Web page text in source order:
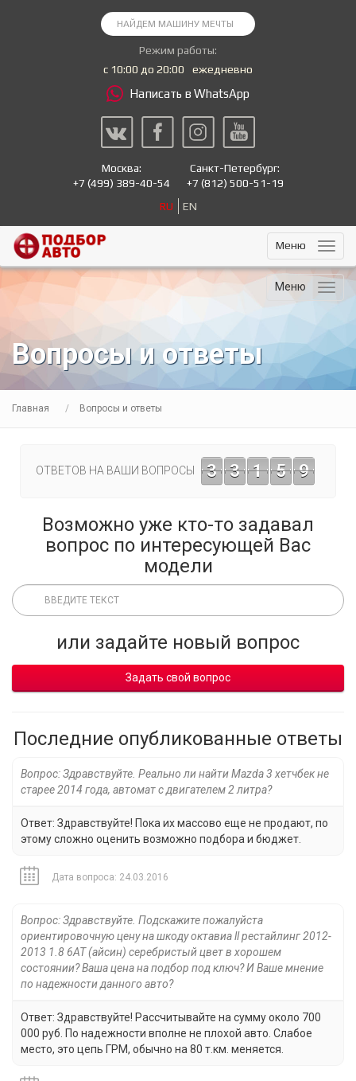
Режим работы:
с 10:00 до 20:00
ежедневно
Написать в WhatsApp
Москва:
+7 (499) 389-40-54
Санкт-Петербург:
+7 (812) 500-51-19
RU
EN
Меню
Меню
Вопросы и ответы
Главная Вопросы и ответы
ОТВЕТОВ НА ВАШИ ВОПРОСЫ 3 3 1 5 9
Возможно уже кто-то задавал
вопрос по интересующей Вас
модели
или задайте новый вопрос
Задать свой вопрос
Последние опубликованные ответы
Вопрос: Здравствуйте. Реально ли найти Mazda 3 хетчбек не
старее 2014 года, автомат с двигателем 2 литра?
Ответ: Здравствуйте! Пока их массово еще не продают, по
этому сложно оценить возможно подбора и бюджет.
Дата вопроса: 24.03.2016
Вопрос: Здравствуйте. Подскажите пожалуйста
ориентировочную цену на шкоду октавиа ll рестайлинг 2012-
2013 1.8 6АТ (айсин) серебристый цвет в хорошем
состоянии? Ваша цена на подбор под ключ? И Ваше мнение
по надежности данного авто?
Ответ: Здравствуйте! Рассчитывайте на сумму около 700
000 руб. По надежности вполне не плохой авто. Слабое
место, это цепь ГРМ, обычно на 80 т.км. меняется.